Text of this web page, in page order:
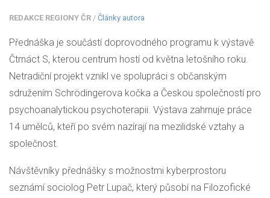
REDAKCE REGIONY ČR / Články autora
Přednáška je součástí doprovodného programu k výstavě
Čtrnáct S, kterou centrum hostí od května letošního roku.
Netradiční projekt vznikl ve spolupráci s občanským
sdružením Schrödingerova kočka a Českou společností pro
psychoanalytickou psychoterapii. Výstava zahrnuje práce
14 umělců, kteří po svém nazírají na mezilidské vztahy a
společnost.
Návštěvníky přednášky s možnostmi kyberprostoru
seznámí sociolog Petr Lupač, který působí na Filozofické